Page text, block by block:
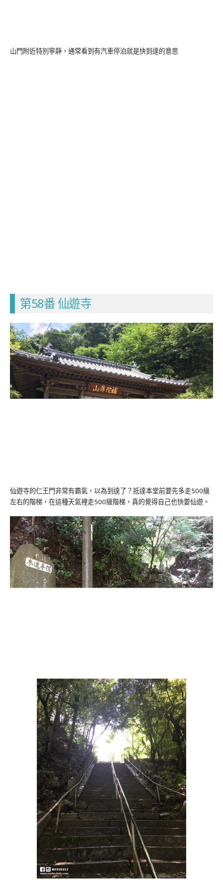
山門附近特別寧靜，通常看到有汽車停泊就是快到達的意思
第58番 仙遊寺
仙遊寺的仁王門非常有霸氣，以為到達了？抵達本堂前要先多走500級
左右的階梯，在這種天氣裡走500級階梯，真的覺得自己也快要仙遊。